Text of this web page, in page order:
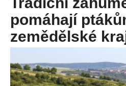
pomáhají
zemědělské